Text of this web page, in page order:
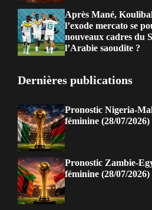
Après Mané,
l’exode mercato se
nouveaux cadres du
l’Arabie saoudite ?
Dernières publications
Pronostic Nigeria-
féminine (28/07/2026)
Pronostic Zambie-
féminine (28/07/2026)